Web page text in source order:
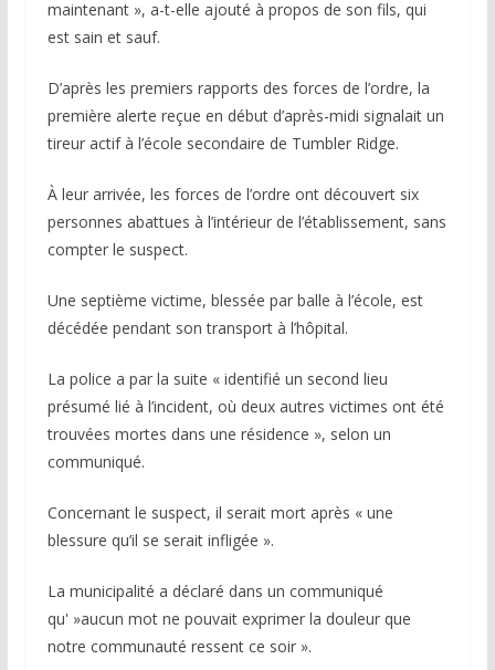
maintenant », a-t-elle ajouté à propos de son fils, qui
est sain et sauf.
D’après les premiers rapports des forces de l’ordre, la
première alerte reçue en début d’après-midi signalait un
tireur actif à l’école secondaire de Tumbler Ridge.
À leur arrivée, les forces de l’ordre ont découvert six
personnes abattues à l’intérieur de l’établissement, sans
compter le suspect.
Une septième victime, blessée par balle à l’école, est
décédée pendant son transport à l’hôpital.
La police a par la suite « identifié un second lieu
présumé lié à l’incident, où deux autres victimes ont été
trouvées mortes dans une résidence », selon un
communiqué.
Concernant le suspect, il serait mort après « une
blessure qu’il se serait infligée ».
La municipalité a déclaré dans un communiqué
qu' »aucun mot ne pouvait exprimer la douleur que
notre communauté ressent ce soir ».